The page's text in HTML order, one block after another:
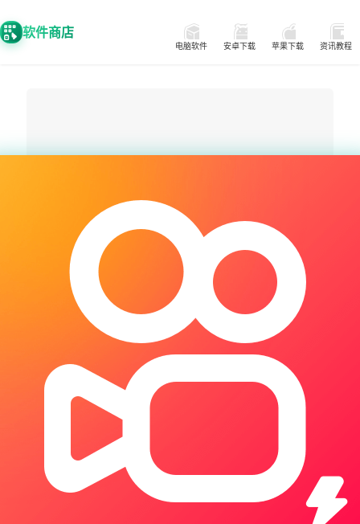
软件商店
电脑软件 安卓下载 苹果下载 资讯教程
海外如何使用快手，取
消地区限制
海外使用快手，遇到快手地区限制，使用番茄取消海外
地区限制。